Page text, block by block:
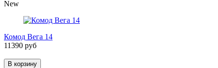
New
Комод Вега 14
11390 руб
В корзину